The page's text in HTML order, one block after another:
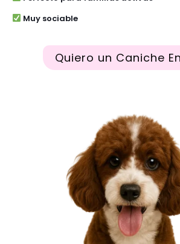
Muy sociable
Quiero un Caniche